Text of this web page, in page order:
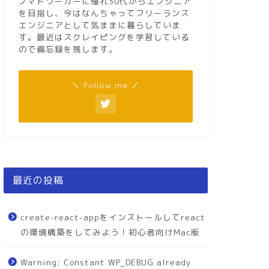
を目指し、今はなんちゃってフリーランス
エンジニアとして気ままに暮らしていま
す。最近はスクレイピングを学習している
ので備忘録を残します。
＼ Follow me ／
最近の投稿
create-react-appをインストールしてreact
の環境構築をしてみよう！初心者向けMac版
Warning: Constant WP_DEBUG already